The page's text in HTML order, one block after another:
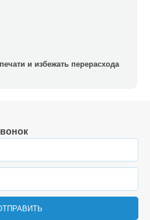
и избежать перерасхода